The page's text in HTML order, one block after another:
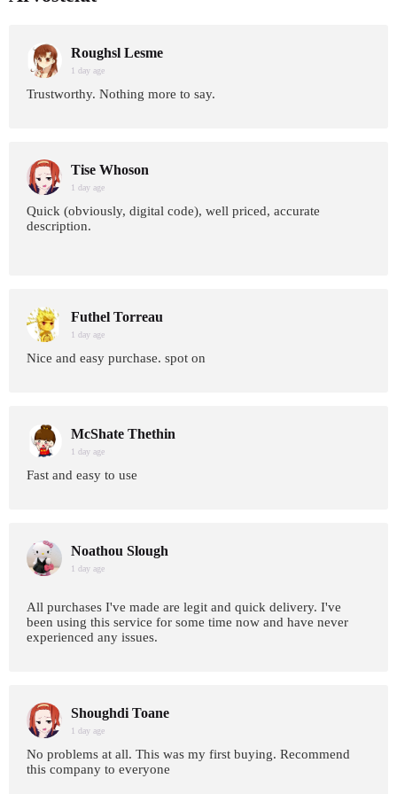
Roughsl Lesme
1 day age
Trustworthy. Nothing more to say.
Tise Whoson
1 day age
Quick (obviously, digital code), well priced, accurate
description.
Futhel Torreau
1 day age
Nice and easy purchase. spot on
McShate Thethin
1 day age
Fast and easy to use
Noathou Slough
1 day age
All purchases I've made are legit and quick delivery. I've
been using this service for some time now and have never
experienced any issues.
Shoughdi Toane
1 day age
No problems at all. This was my first buying. Recommend
this company to everyone